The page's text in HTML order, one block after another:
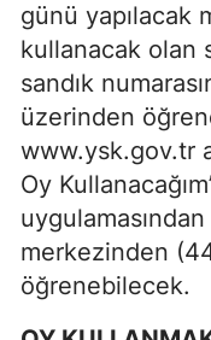
günü yapılacak
kullanacak olan
sandık
üzerinden
www.ysk.gov.tr
Oy
merkezinden
öğrenebilecek.